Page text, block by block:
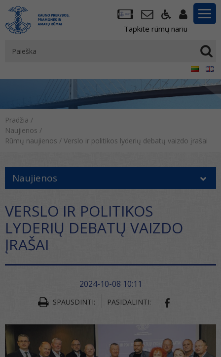
Tapkite rūmų nariu
Pradžia /
Naujienos /
Rūmų naujienos / Verslo ir politikos lyderių debatų vaizdo įrašai
Naujienos
VERSLO IR POLITIKOS
LYDERIŲ DEBATŲ VAIZDO
ĮRAŠAI
2024-10-08 10:11
SPAUSDINTI: PASIDALINTI: